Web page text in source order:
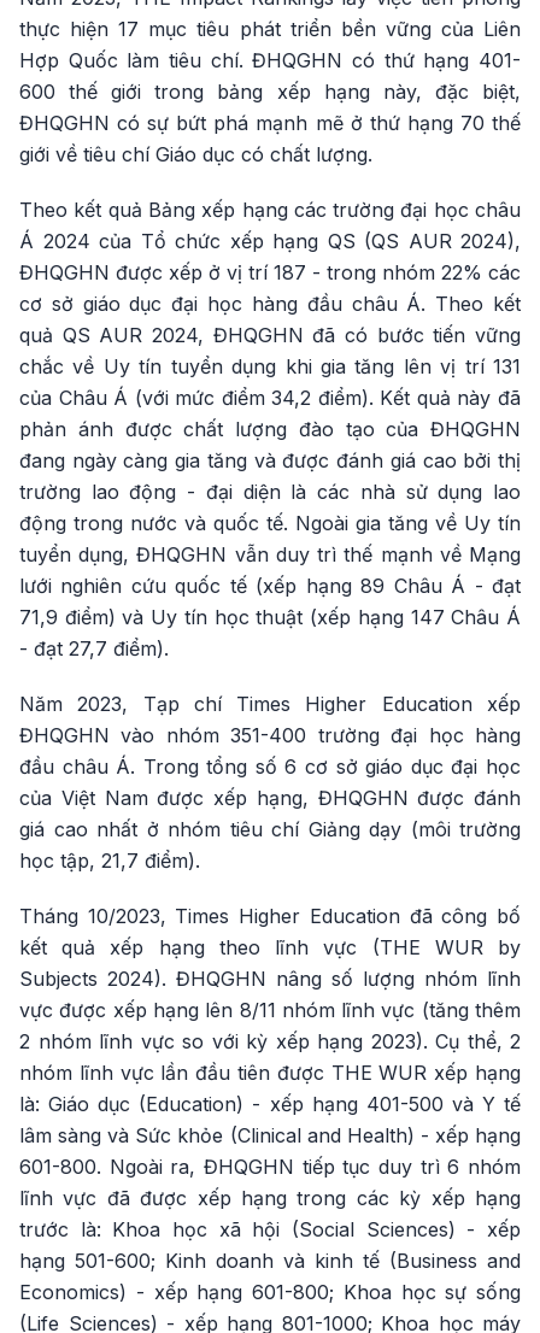
thực hiện 17 mục tiêu phát triển bền vững của Liên
Hợp Quốc làm tiêu chí. ĐHQGHN có thứ hạng 401-
600 thế giới trong bảng xếp hạng này, đặc biệt,
ĐHQGHN có sự bứt phá mạnh mẽ ở thứ hạng 70 thế
giới về tiêu chí Giáo dục có chất lượng.
Theo kết quả Bảng xếp hạng các trường đại học châu
Á 2024 của Tổ chức xếp hạng QS (QS AUR 2024),
ĐHQGHN được xếp ở vị trí 187 - trong nhóm 22% các
cơ sở giáo dục đại học hàng đầu châu Á. Theo kết
quả QS AUR 2024, ĐHQGHN đã có bước tiến vững
chắc về Uy tín tuyển dụng khi gia tăng lên vị trí 131
của Châu Á (với mức điểm 34,2 điểm). Kết quả này đã
phản ánh được chất lượng đào tạo của ĐHQGHN
đang ngày càng gia tăng và được đánh giá cao bởi thị
trường lao động - đại diện là các nhà sử dụng lao
động trong nước và quốc tế. Ngoài gia tăng về Uy tín
tuyển dụng, ĐHQGHN vẫn duy trì thế mạnh về Mạng
lưới nghiên cứu quốc tế (xếp hạng 89 Châu Á - đạt
71,9 điểm) và Uy tín học thuật (xếp hạng 147 Châu Á
- đạt 27,7 điểm).
Năm 2023, Tạp chí Times Higher Education xếp
ĐHQGHN vào nhóm 351-400 trường đại học hàng
đầu châu Á. Trong tổng số 6 cơ sở giáo dục đại học
của Việt Nam được xếp hạng, ĐHQGHN được đánh
giá cao nhất ở nhóm tiêu chí Giảng dạy (môi trường
học tập, 21,7 điểm).
Tháng 10/2023, Times Higher Education đã công bố
kết quả xếp hạng theo lĩnh vực (THE WUR by
Subjects 2024). ĐHQGHN nâng số lượng nhóm lĩnh
vực được xếp hạng lên 8/11 nhóm lĩnh vực (tăng thêm
2 nhóm lĩnh vực so với kỳ xếp hạng 2023). Cụ thể, 2
nhóm lĩnh vực lần đầu tiên được THE WUR xếp hạng
là: Giáo dục (Education) - xếp hạng 401-500 và Y tế
lâm sàng và Sức khỏe (Clinical and Health) - xếp hạng
601-800. Ngoài ra, ĐHQGHN tiếp tục duy trì 6 nhóm
lĩnh vực đã được xếp hạng trong các kỳ xếp hạng
trước là: Khoa học xã hội (Social Sciences) - xếp
hạng 501-600; Kinh doanh và kinh tế (Business and
Economics) - xếp hạng 601-800; Khoa học sự sống
(Life Sciences) - xếp hạng 801-1000; Khoa học máy